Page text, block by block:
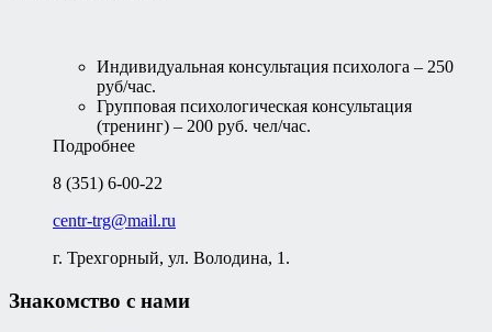
Индивидуальная консультация психолога – 250
руб/час.
Групповая психологическая консультация
(тренинг) – 200 руб. чел/час.
Подробнее
8 (351) 6-00-22
centr-trg@mail.ru
г. Трехгорный, ул. Володина, 1.
Знакомство с нами